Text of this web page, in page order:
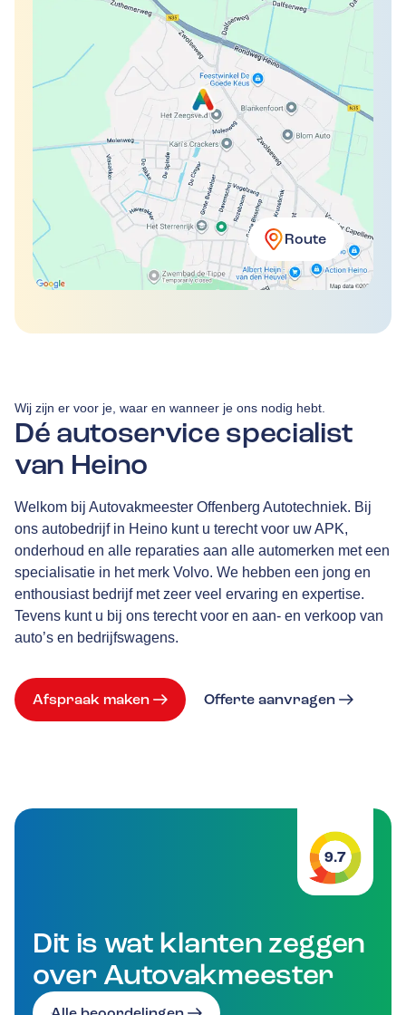
Route
Dé autoservice specialist
van Heino
Wij zijn er voor je, waar en wanneer je ons nodig hebt.
Welkom bij Autovakmeester Offenberg Autotechniek. Bij
ons autobedrijf in Heino kunt u terecht voor uw APK,
onderhoud en alle reparaties aan alle automerken met een
specialisatie in het merk Volvo. We hebben een jong en
enthousiast bedrijf met zeer veel ervaring en expertise.
Tevens kunt u bij ons terecht voor en aan- en verkoop van
auto’s en bedrijfswagens.
Afspraak maken Offerte aanvragen
9.7
Dit is wat klanten zeggen
over Autovakmeester